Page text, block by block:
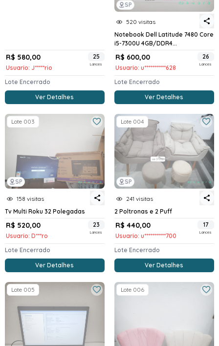
R$ 580,00
Usuario: J*****rio
25
Lances
Lote Encerrado
Ver Detalhes
SP
520 visitas
Notebook Dell Latitude 7480 Core
i5-7300U 4GB/DDR4...
R$ 600,00
Usuario: u***********628
26
Lances
Lote Encerrado
Ver Detalhes
SP
Lote 003
158 visitas
Tv Multi Roku 32 Polegadas
R$ 520,00
Usuario: D***ro
23
Lances
Lote Encerrado
Ver Detalhes
SP
Lote 004
241 visitas
2 Poltronas e 2 Puff
R$ 440,00
Usuario: u***********700
17
Lances
Lote Encerrado
Ver Detalhes
Lote 005 Lote 006